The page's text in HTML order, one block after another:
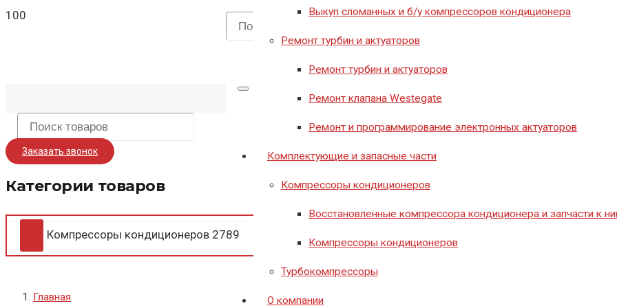
8 (351) 776-20-40
Заказать звонок
Выкуп сломанных и б/у компрессоров кондиционера
Ремонт турбин и актуаторов
Ремонт турбин и актуаторов
Ремонт клапана Westegate
Ремонт и программирование электронных актуаторов
Комплектующие и запасные части
Компрессоры кондиционеров
Восстановленные компрессора кондиционера и запчасти к
Компрессоры кондиционеров
Турбокомпрессоры
О компании
Заказать звонок
Категории товаров
Компрессоры кондиционеров 2789
Главная